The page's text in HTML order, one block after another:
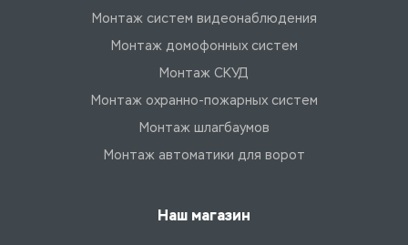
Монтаж систем видеонаблюдения
Монтаж домофонных систем
Монтаж СКУД
Монтаж охранно-пожарных систем
Монтаж шлагбаумов
Монтаж автоматики для ворот
Наш магазин